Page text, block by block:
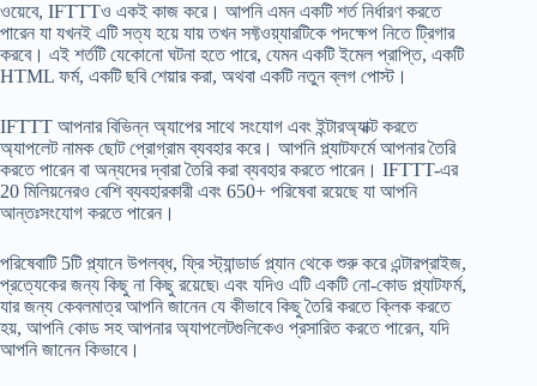
ওয়েবে, IFTTTও একই কাজ করে। আপনি এমন একটি শর্ত নির্ধারণ করতে
পারেন যা যখনই এটি সত্য হয়ে যায় তখন সফ্টওয়্যারটিকে পদক্ষেপ নিতে ট্রিগার
করবে। এই শর্তটি যেকোনো ঘটনা হতে পারে, যেমন একটি ইমেল প্রাপ্তি, একটি
HTML ফর্ম, একটি ছবি শেয়ার করা, অথবা একটি নতুন ব্লগ পোস্ট।
IFTTT আপনার বিভিন্ন অ্যাপের সাথে সংযোগ এবং ইন্টারঅ্যাক্ট করতে
অ্যাপলেট নামক ছোট প্রোগ্রাম ব্যবহার করে। আপনি প্ল্যাটফর্মে আপনার তৈরি
করতে পারেন বা অন্যদের দ্বারা তৈরি করা ব্যবহার করতে পারেন। IFTTT-এর
20 মিলিয়নেরও বেশি ব্যবহারকারী এবং 650+ পরিষেবা রয়েছে যা আপনি
আন্তঃসংযোগ করতে পারেন।
পরিষেবাটি 5টি প্ল্যানে উপলব্ধ, ফ্রি স্ট্যান্ডার্ড প্ল্যান থেকে শুরু করে এন্টারপ্রাইজ,
প্রত্যেকের জন্য কিছু না কিছু রয়েছে৷ এবং যদিও এটি একটি নো-কোড প্ল্যাটফর্ম,
যার জন্য কেবলমাত্র আপনি জানেন যে কীভাবে কিছু তৈরি করতে ক্লিক করতে
হয়, আপনি কোড সহ আপনার অ্যাপলেটগুলিকেও প্রসারিত করতে পারেন, যদি
আপনি জানেন কিভাবে।